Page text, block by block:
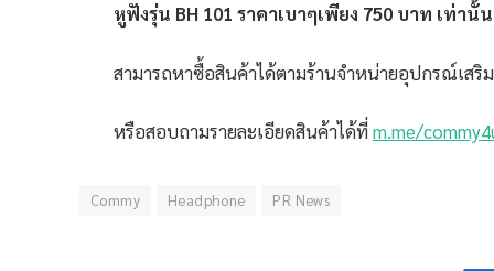
หูฟังรุ่น BH 101 ราคาเบาๆเพียง 750 บาท เท่านั้
สามารถหาซื้อสินค้าได้ตามร้านจำหน่ายอุปกรณ์เส
หรือสอบถามรายละเอียดสินค้าได้ที่m.me/
Commy Headphone PR News